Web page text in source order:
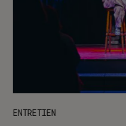
ENTRETIEN